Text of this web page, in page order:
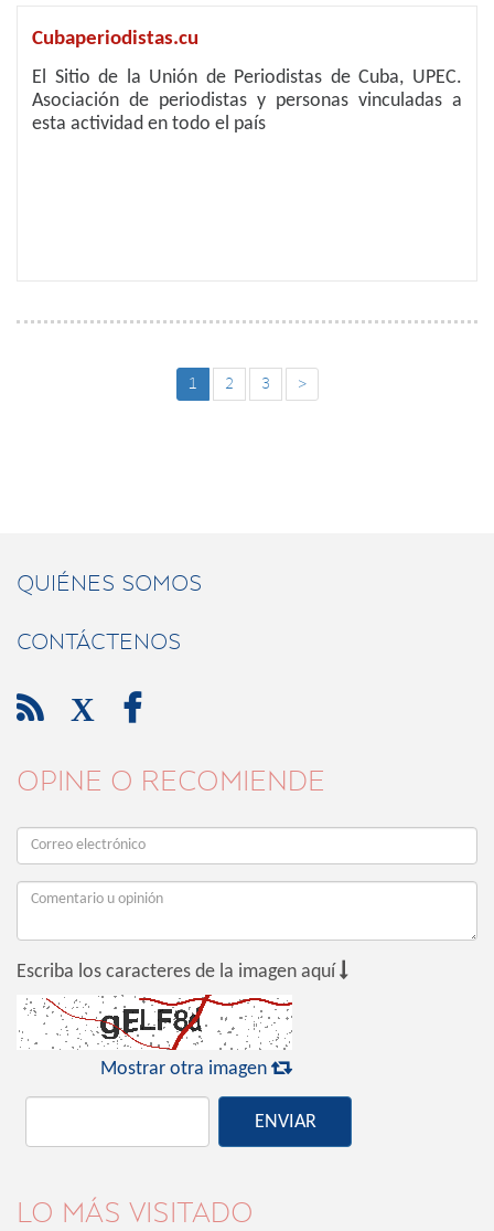
Cubaperiodistas.cu
El Sitio de la Unión de Periodistas de Cuba, UPEC.
Asociación de periodistas y personas vinculadas a
esta actividad en todo el país
1 2 3 >
QUIÉNES SOMOS
CONTÁCTENOS
 X 
OPINE O RECOMIENDE
Escriba los caracteres de la imagen aquí 
Mostrar otra imagen 
ENVIAR
LO MÁS VISITADO